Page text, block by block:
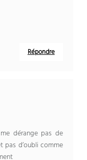
Répondre
dérange pas de
pas d’oubli comme